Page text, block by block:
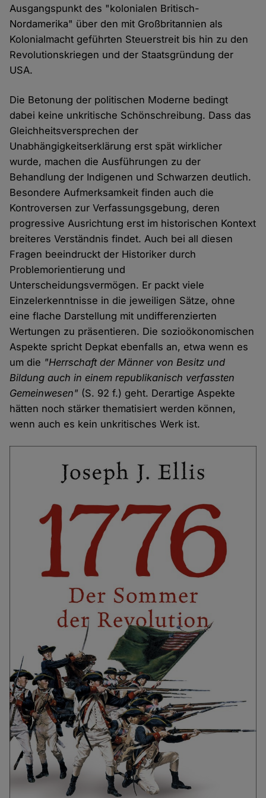
Ausgangspunkt des "kolonialen Britisch-
Nordamerika" über den mit Großbritannien als
Kolonialmacht geführten Steuerstreit bis hin zu den
Revolutionskriegen und der Staatsgründung der
USA.
Die Betonung der politischen Moderne bedingt
dabei keine unkritische Schönschreibung. Dass das
Gleichheitsversprechen der
Unabhängigkeitserklärung erst spät wirklicher
wurde, machen die Ausführungen zu der
Behandlung der Indigenen und Schwarzen deutlich.
Besondere Aufmerksamkeit finden auch die
Kontroversen zur Verfassungsgebung, deren
progressive Ausrichtung erst im historischen Kontext
breiteres Verständnis findet. Auch bei all diesen
Fragen beeindruckt der Historiker durch
Problemorientierung und
Unterscheidungsvermögen. Er packt viele
Einzelerkenntnisse in die jeweiligen Sätze, ohne
eine flache Darstellung mit undifferenzierten
Wertungen zu präsentieren. Die sozioökonomischen
Aspekte spricht Depkat ebenfalls an, etwa wenn es
um die "Herrschaft der Männer von Besitz und
Bildung auch in einem republikanisch verfassten
Gemeinwesen" (S. 92 f.) geht. Derartige Aspekte
hätten noch stärker thematisiert werden können,
wenn auch es kein unkritisches Werk ist.